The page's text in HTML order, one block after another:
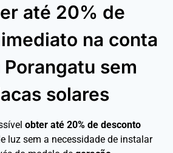
até 20% de
na conta
sem
solares
obter até 20% de desconto
luz sem a necessidade de instalar